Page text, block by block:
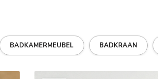
BADKAMERMEUBEL BADKRAAN